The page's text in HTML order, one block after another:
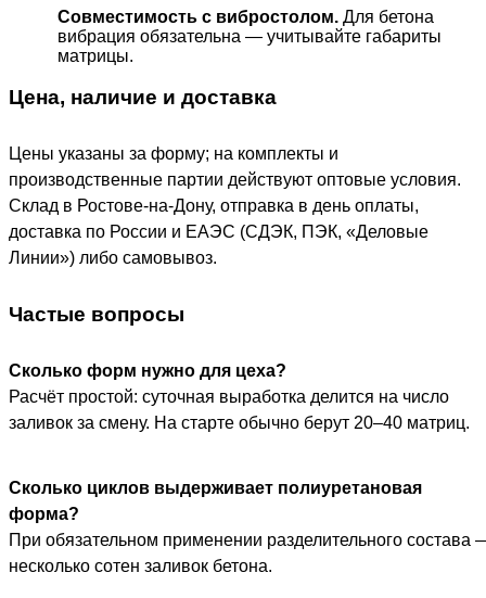
Совместимость с вибростолом. Для бетона
вибрация обязательна — учитывайте габариты
матрицы.
Цена, наличие и доставка
Цены указаны за форму; на комплекты и
производственные партии действуют оптовые условия.
Склад в Ростове-на-Дону, отправка в день оплаты,
доставка по России и ЕАЭС (СДЭК, ПЭК, «Деловые
Линии») либо самовывоз.
Частые вопросы
Сколько форм нужно для цеха?
Расчёт простой: суточная выработка делится на число
заливок за смену. На старте обычно берут 20–40 матриц.
Сколько циклов выдерживает полиуретановая
форма?
При обязательном применении разделительного состава
несколько сотен заливок бетона.